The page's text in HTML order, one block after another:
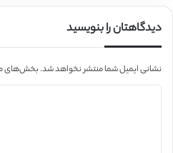
دیدگاهتان را بنویسید
نشانی ایمیل شما منتشر نخواهد شد.بخش‌های